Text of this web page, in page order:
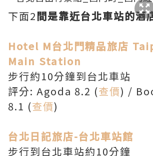
下面2間是靠近台北車站的酒
Hotel M台北門精品旅店
Main Station
步行約10分鐘到台北車站
評分: Agoda 8.2 (查價) /
8.1 (查價)
台北日記旅店-台北車站館
步行到台北車站約10分鐘